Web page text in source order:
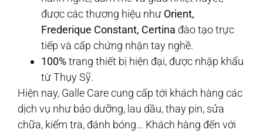
được các thương hiệu như Orient,
Frederique Constant, Certina đào tạo trực
tiếp và cấp chứng nhận tay nghề.
100%trang thiết bị hiện đại, được nhập khẩu
từ Thụy Sỹ.
Hiện nay, Galle Care cung cấp tới khách hàng các
dịch vụ như bảo dưỡng, lau dầu, thay pin, sửa
chữa, kiểm tra, đánh bóng… Khách hàng đến với